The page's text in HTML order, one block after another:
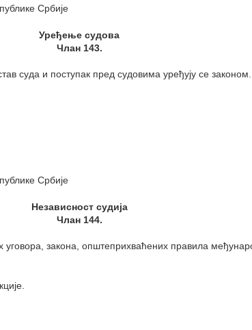
Србије
Уређење судова
Члан 143.
суда и поступак пред судовима уређују се законом.
Србије
Независност судија
Члан 144.
закона, општеприхваћених правила